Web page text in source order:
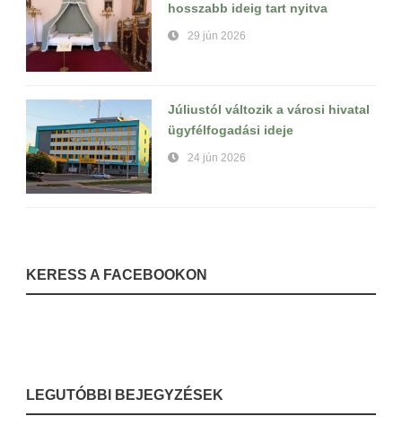
hosszabb ideig tart nyitva
29 jún 2026
Júliustól változik a városi hivatal
ügyfélfogadási ideje
24 jún 2026
KERESS A FACEBOOKON
LEGUTÓBBI BEJEGYZÉSEK